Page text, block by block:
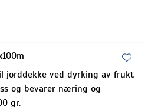
jorddekke ved dyrking av frukt
og bevarer næring og
gr.